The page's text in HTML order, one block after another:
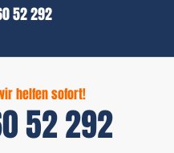
52 292
helfen sofort!
52 292